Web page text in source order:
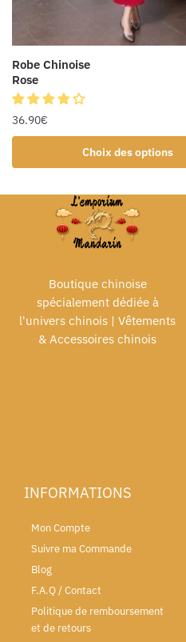
Robe Chinoise
Rose
36.90€
Choix des options
Boutique chinoise
spécialement dédiée à
l'univers chinois | Vêtements
& Accessoires chinois
INFORMATIONS
Mon Compte
Suivre ma Commande
Blog
F.A.Q / Contact
Politique de remboursement
et de retours